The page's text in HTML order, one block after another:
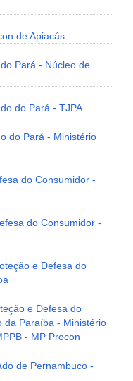
de Apiacás
Pará - Núcleo de
do Pará - TJPA
do Pará - Ministério
do Consumidor -
do Consumidor -
e Defesa do
e Defesa do
da Paraíba - Ministério
- MP Procon
de Pernambuco -